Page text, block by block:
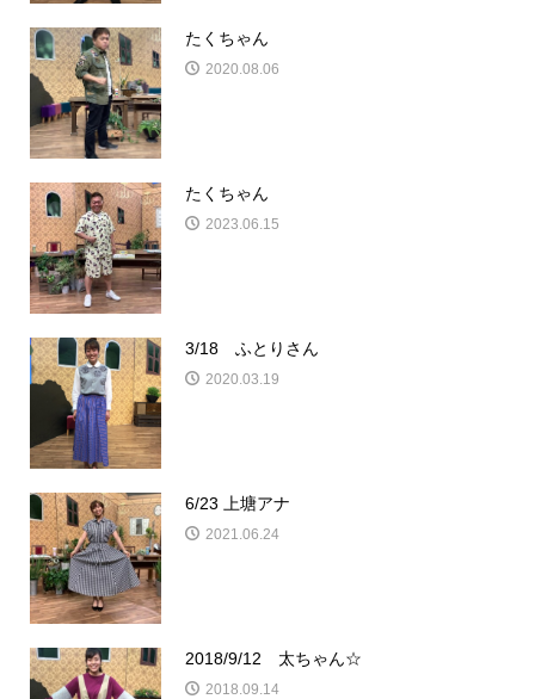
たくちゃん
2020.08.06
たくちゃん
2023.06.15
3/18 ふとりさん
2020.03.19
6/23 上塘アナ
2021.06.24
2018/9/12 太ちゃん☆
2018.09.14